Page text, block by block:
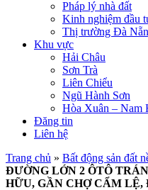
Pháp lý nhà đất
Kinh nghiệm đầu
Thị trường Đà
Khu vực
Hải Châu
Sơn Trà
Liên Chiểu
Ngũ Hành Sơn
Hòa Xuân – Nam
Đăng tin
Liên hệ
Trang chủ » Bất động sản đất
ĐƯỜNG LỚN 2 ÔTÔ
HỮU, GẦN CHỢ CẨM LỆ,